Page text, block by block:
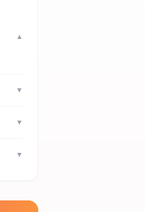
▼
▼
▼
▼